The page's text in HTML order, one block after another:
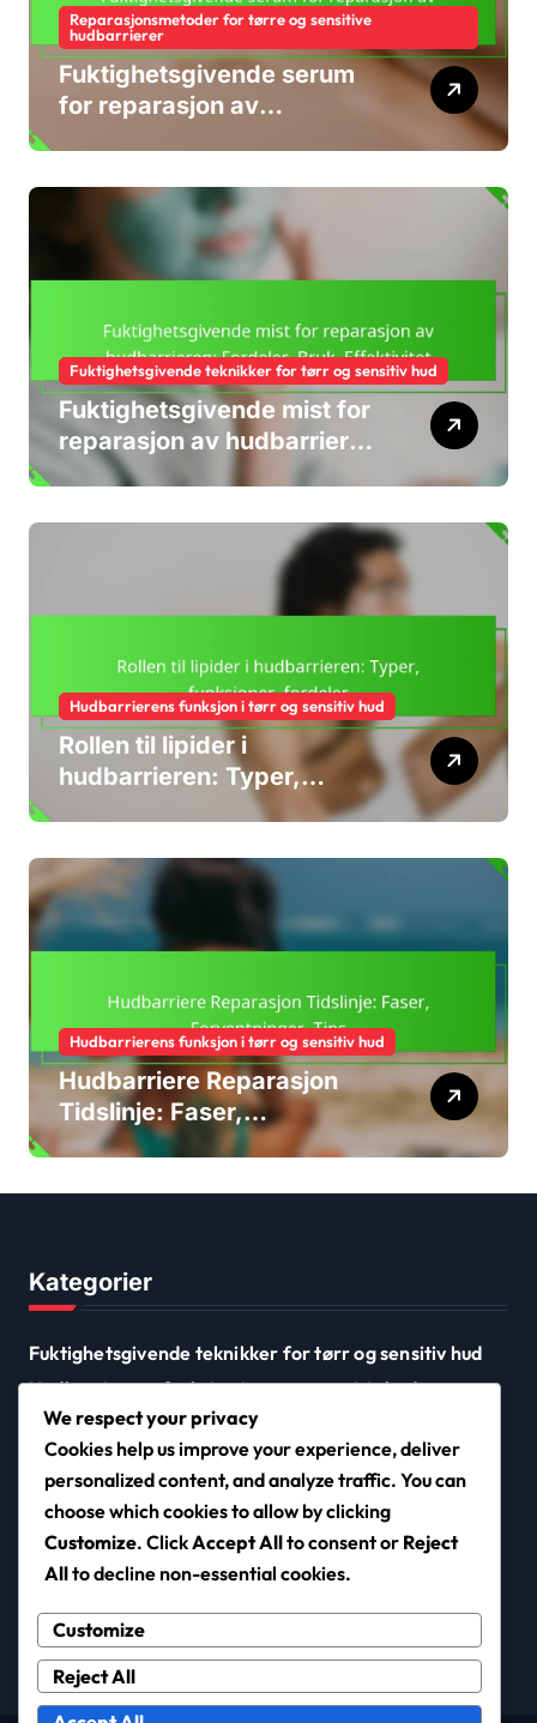
Reparasjonsmetoder for tørre og sensitive
hudbarrierer
Fuktighetsgivende serum
for reparasjon av
Fuktighetsgivende teknikker for tørr og sensitiv hud
Fuktighetsgivende mist for
reparasjon av hudbarrieren:
Fordeler, Bruk, Effektivitet
Hudbarrierens funksjon i tørr og sensitiv hud
Rollen til lipider i
hudbarrieren: Typer,
funksjoner, fordeler
Hudbarrierens funksjon i tørr og sensitiv hud
Hudbarriere Reparasjon
Tidslinje: Faser,
Forventninger, Tips
Kategorier
Fuktighetsgivende teknikker for tørr og sensitiv hud
Hudbarrierens funksjon i tørr og sensitiv hud
Reparasjonsmetoder for tørre og sensitive
hudbarrierer
nf-2000.org
We respect your privacy
Cookies help us improve your experience, deliver
personalized content, and analyze traffic. You can
choose which cookies to allow by clicking
Customize. ClickAccept Allto consent or Reject
Allto decline non-essential cookies.
Customize
Reject All